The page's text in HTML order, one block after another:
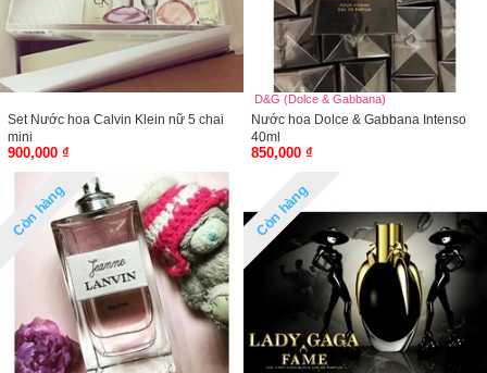
Set Nước hoa Calvin Klein nữ 5 chai
mini
900,000 ₫
D&G (Dolce & Gabbana)
Nước hoa Dolce & Gabbana Intenso
40ml
850,000 ₫
Còn hàng Còn hàng